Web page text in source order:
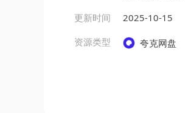
更新时间
2025-10-15
资源类型
夸克网盘